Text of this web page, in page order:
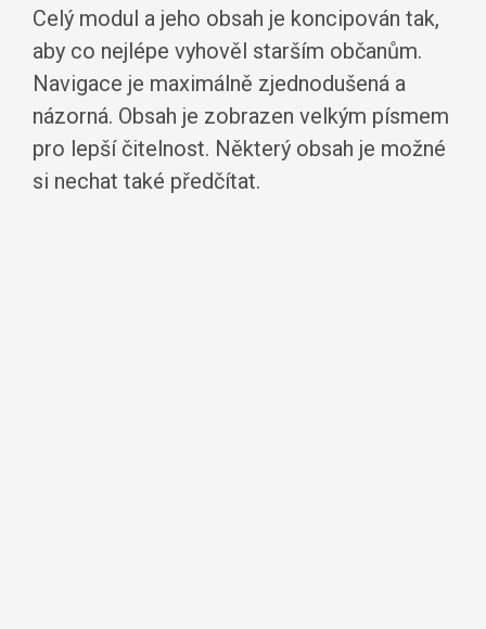
Celý modul a jeho obsah je koncipován tak,
aby co nejlépe vyhověl starším občanům.
Navigace je maximálně zjednodušená a
názorná. Obsah je zobrazen velkým písmem
pro lepší čitelnost. Některý obsah je možné
si nechat také předčítat.